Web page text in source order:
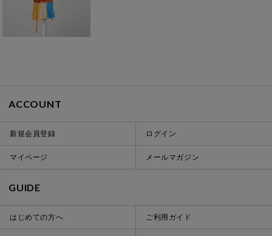
ACCOUNT
新規会員登録 ログイン
マイページ メールマガジン
GUIDE
はじめての方へ ご利用ガイド